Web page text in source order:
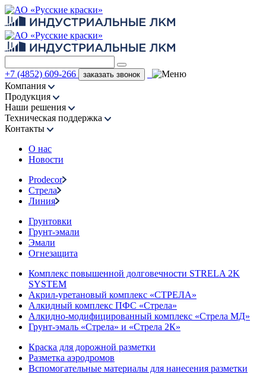
+7 (4852) 609-266 заказать звонок
Компания
Продукция
Наши решения
Техническая поддержка
Контакты
О нас
Новости
Prodecor
Стрела
Линия
Грунтовки
Грунт-эмали
Эмали
Огнезащита
Комплекс повышенной долговечности STRELA 2K
SYSTEM
Акрил-уретановый комплекс «СТРЕЛА»
Алкидный комплекс ПФС «Стрела»
Алкидно-модифицированный комплекс «Стрела МД»
Грунт-эмаль «Стрела» и «Стрела 2К»
Краска для дорожной разметки
Разметка аэродромов
Вспомогательные материалы для нанесения разметки